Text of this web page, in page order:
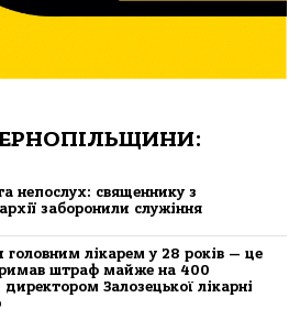
непослух: священнику з
заборонили служіння
лікарем у 28 років — це
штраф майже на 400
директором Залозецької лікарні